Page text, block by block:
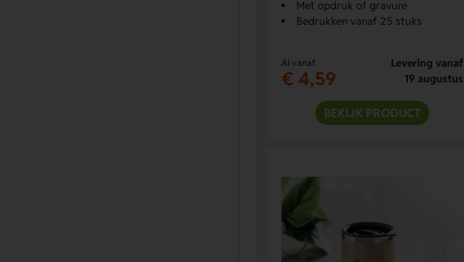
Met opdruk of gravure
Bedrukken vanaf 25 stuks
Al vanaf
€ 4,59
Levering vanaf
19 augustus
BEKIJK PRODUCT